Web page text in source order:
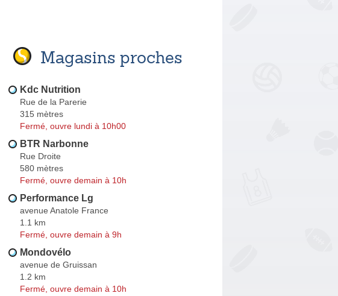
Magasins proches
Kdc Nutrition
Rue de la Parerie
315 mètres
Fermé, ouvre lundi à 10h00
BTR Narbonne
Rue Droite
580 mètres
Fermé, ouvre demain à 10h
Performance Lg
avenue Anatole France
1.1 km
Fermé, ouvre demain à 9h
Mondovélo
avenue de Gruissan
1.2 km
Fermé, ouvre demain à 10h